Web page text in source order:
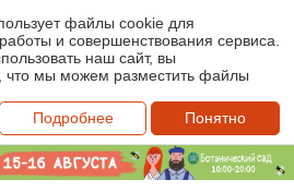
файлы cookie для
и совершенствования сервиса.
наш сайт, вы
что мы можем разместить файлы
Подробнее
Понятно